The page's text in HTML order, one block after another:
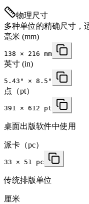
物理尺寸
多种单位的精确尺寸，
毫米 (mm)
138 × 216 mm
英寸 (in)
5.43 " × 8.5 "
点（pt）
391 × 612 pt
桌面出版软件中使用
派卡（pc）
33 × 51 pc
传统排版单位
厘米